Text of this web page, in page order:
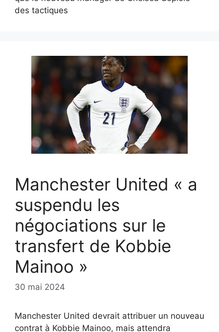
des tactiques
Manchester United « a
suspendu les
négociations sur le
transfert de Kobbie
Mainoo »
30 mai 2024
Manchester United devrait attribuer un nouveau
contrat à Kobbie Mainoo, mais attendra